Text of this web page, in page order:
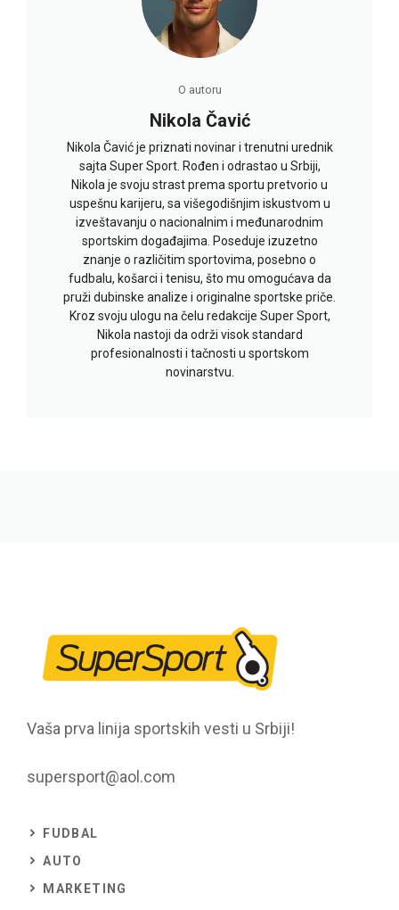
O autoru
Nikola Čavić
Nikola Čavić je priznati novinar i trenutni urednik
sajta Super Sport. Rođen i odrastao u Srbiji,
Nikola je svoju strast prema sportu pretvorio u
uspešnu karijeru, sa višegodišnjim iskustvom u
izveštavanju o nacionalnim i međunarodnim
sportskim događajima. Poseduje izuzetno
znanje o različitim sportovima, posebno o
fudbalu, košarci i tenisu, što mu omogućava da
pruži dubinske analize i originalne sportske priče.
Kroz svoju ulogu na čelu redakcije Super Sport,
Nikola nastoji da održi visok standard
profesionalnosti i tačnosti u sportskom
novinarstvu.
Vaša prva linija sportskih vesti u Srbiji!
supersport@aol.com
FUDBAL
AUTO
MARKETING